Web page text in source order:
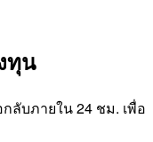
ทุน
ลับภายใน 24 ชม. เพื่อ